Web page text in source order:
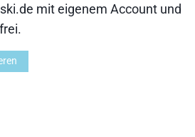
mit eigenem Account und